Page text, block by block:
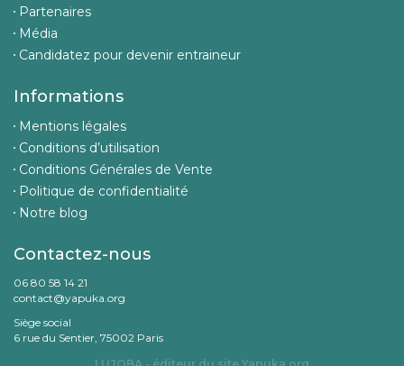
Partenaires
Média
Candidatez pour devenir entraineur
Informations
Mentions légales
Conditions d’utilisation
Conditions Générales de Vente
Politique de confidentialité
Notre blog
Contactez-nous
06 80 58 14 21
contact@yapuka.org
Siège social
6 rue du Sentier, 75002 Paris